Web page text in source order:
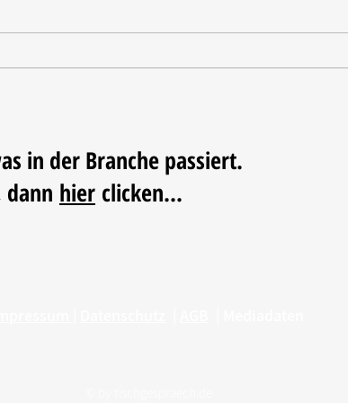
Tischdekoration mit Mehrwert:
in der Branche passiert.
hier clicken...